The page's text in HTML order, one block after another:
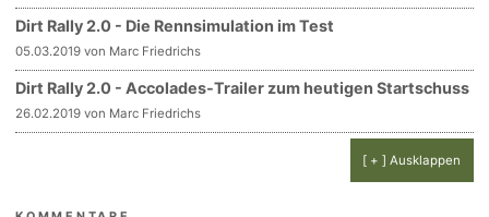
Dirt Rally 2.0 - Die Rennsimulation im Test
05.03.2019 von Marc Friedrichs
Dirt Rally 2.0 - Accolades-Trailer zum heutigen Startschuss
26.02.2019 von Marc Friedrichs
[ + ] Ausklappen